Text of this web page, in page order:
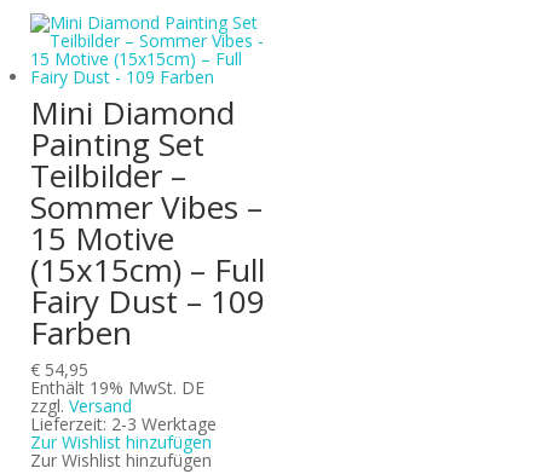
Mini Diamond
Painting Set
Teilbilder –
Sommer Vibes –
15 Motive
(15x15cm) – Full
Fairy Dust – 109
Farben
€ 54,95
Enthält 19% MwSt. DE
zzgl.Versand
Lieferzeit: 2-3 Werktage
Zur Wishlist hinzufügen
Zur Wishlist hinzufügen